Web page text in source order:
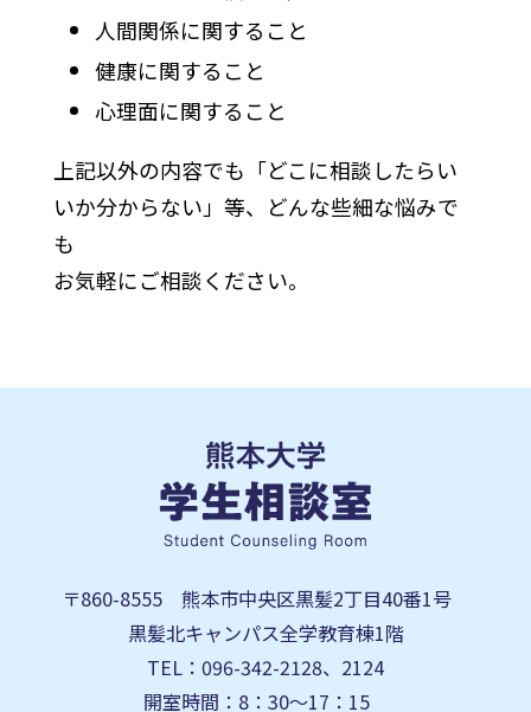
人間関係に関すること
健康に関すること
心理面に関すること
上記以外の内容でも「どこに相談したらい
いか分からない」等、どんな些細な悩みで
も
お気軽にご相談ください。
〒860-8555 熊本市中央区黒髪2丁目40番1号
黒髪北キャンパス全学教育棟1階
TEL：096-342-2128、2124
開室時間：8：30～17：15